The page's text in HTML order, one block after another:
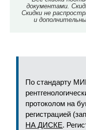
документами.
Скидки не
и
По стандарту
протоколом на
регистрацией
НА ДИСКЕ.